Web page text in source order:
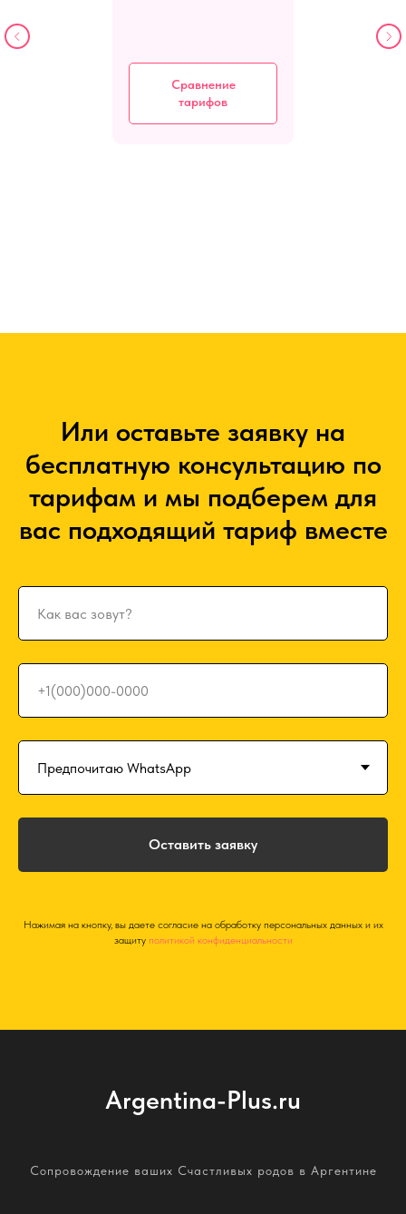
Сравнение
тарифов
Или оставьте заявку на
бесплатную консультацию по
тарифам и мы подберем для
вас подходящий тариф вместе
+7
Оставить заявку
Нажимая на кнопку, вы даете согласие на обработку персональных данных и их
защиту политикой конфиденциальности
Argentina-Plus.ru
Сопровождение ваших Счастливых родов в Аргентине